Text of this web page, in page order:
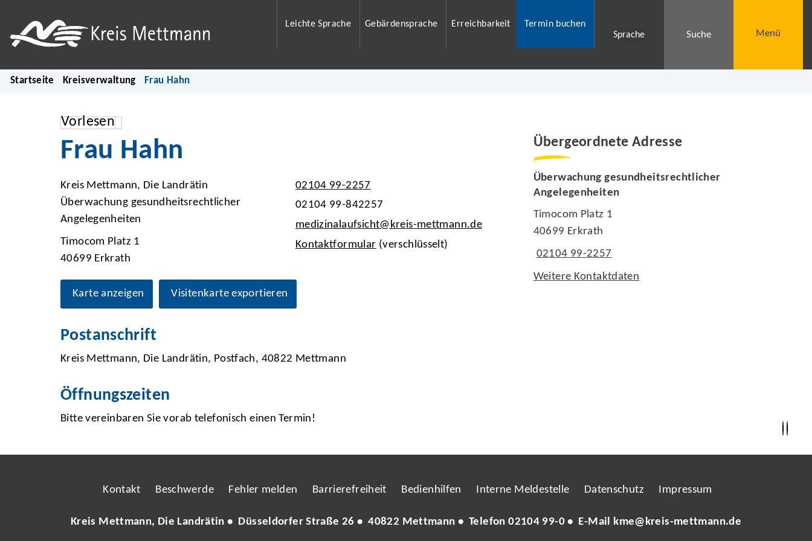
Leichte Sprache Gebärdensprache Erreichbarkeit
Termin buchen
Sprache
Suche Menü
Startseite Kreisverwaltung Frau Hahn
Vorlesen
Frau Hahn
Kreis Mettmann, Die Landrätin
Überwachung gesundheitsrechtlicher
Angelegenheiten
Timocom Platz 1
40699 Erkrath
02104 99-2257
02104 99-842257
medizinalaufsicht@kreis-mettmann.de
Kontaktformular (verschlüsselt)
Karte anzeigen Visitenkarte exportieren
Postanschrift
Kreis Mettmann, Die Landrätin, Postfach, 40822 Mettmann
Öffnungszeiten
Bitte vereinbaren Sie vorab telefonisch einen Termin!
Übergeordnete Adresse
Überwachung gesundheitsrechtlicher
Angelegenheiten
Timocom Platz 1
40699 Erkrath
02104 99-2257
Weitere Kontaktdaten
Kontakt Beschwerde Fehler melden Barrierefreiheit Bedienhilfen Interne Meldestelle Datenschutz Impressum
Kreis Mettmann, Die Landrätin • Düsseldorfer Straße 26 • 40822 Mettmann • Telefon02104 99-0• E-Mail kme@kreis-mettmann.de